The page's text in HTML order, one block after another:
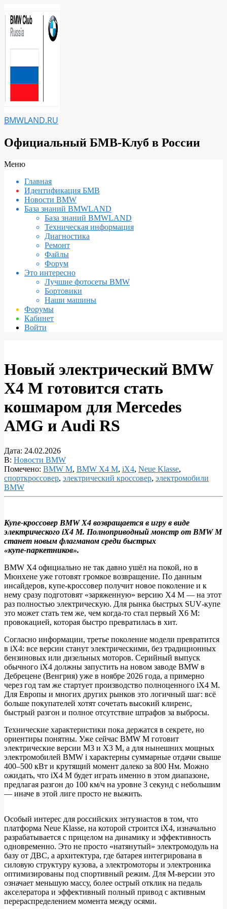
к
содержимому
BMWLAND.RU
Официальный БМВ-Клуб в России
Вторичное
навигации
Меню
Главная
Идентификация БМВ
Новости BMW
База знаний BMWLAND
База знаний BMWLAND
Техническая информация
Диагностика
Ремонт
Файлы
Форум
Это интересно
Лучшие фотосеты BMW
Бортовики
Наши машины
Форумы
Кабинет
Войти
Новый электрический BMW
X4 M готовится стать
кошмаром для Mercedes
AMG и Audi RS
Дата: 24.02.2026
В: Новости BMW
Помечено: BMW M, BMW X4 M, iX4, Neue Klasse,
спорткроссовер, электрический кроссовер, электромобили
BMW
Новый
электрический
BMW
X4
M
готовится
стать
кошмаром
для
Mercedes
AMG
и
Audi
RS
Купе‑кроссовер BMW X4 возвращается в игру в виде
электрического iX4 M. Полноприводный монстр от BMW M
станет новым флагманом среди быстрых
«купе‑паркетников».
BMW X4 официально не так давно ушёл на покой, но в
Мюнхене уже готовят громкое возвращение. По данным
инсайдеров, купе‑кроссовер получит новое поколение и к
нему сразу подготовят «заряженную» версию X4 M — на этот
раз полностью электрическую. Для рынка быстрых SUV‑купе
это может стать тем же, чем когда‑то стал первый X6 M:
провокацией, которая быстро превратилась в хит.
Согласно информации, третье поколение модели превратится
в iX4: все версии станут электрическими, без традиционных
бензиновых или дизельных моторов. Серийный выпуск
обычного iX4 должны запустить на новом заводе BMW в
Дебрецене (Венгрия) уже в ноябре 2026 года, а примерно
через год там же стартует производство полноценного iX4 M.
Для Европы и многих других рынков это логичный шаг: всё
больше покупателей хотят сочетать высокий клиренс,
быстрый разгон и полное отсутствие штрафов за выбросы.
Технические характеристики пока держатся в секрете, но
ориентиры понятны. Уже сейчас BMW M готовит
электрические версии M3 и X3 M, а для нынешних мощных
электромобилей BMW i характерны суммарные отдачи свыше
400–500 кВт и крутящий момент далеко за 800 Нм. Можно
ожидать, что iX4 M будет играть именно в этом диапазоне,
предлагая разгон до 100 км/ч на уровне 3 секунд с небольшим
— иначе в этой лиге просто не выжить.
Особый интерес для российских энтузиастов в том, что
платформа Neue Klasse, на которой строится iX4, изначально
разрабатывается с прицелом на динамику и эффективность
одновременно. Это не просто «натянутый» электромодуль на
базу от ДВС, а архитектура, где батарея интегрирована в
силовую структуру кузова, а электромоторы и электроника
оптимизированы под спортивный режим. Для М‑версии это
означает меньшую массу, более острый отклик на педаль
акселератора и эффективный полный привод с активным
перераспределением момента между осями.